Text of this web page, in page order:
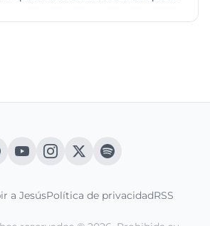
a JesúsPolítica de privacidadRSS